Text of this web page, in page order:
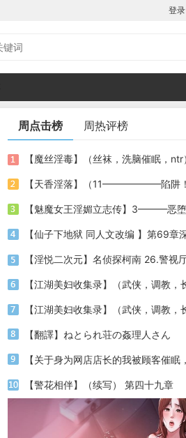
登录
周点击榜 周热评榜
【翻譯】ねとられ荘の姦理人さん
【警花相伴】（续写） 第四十九章